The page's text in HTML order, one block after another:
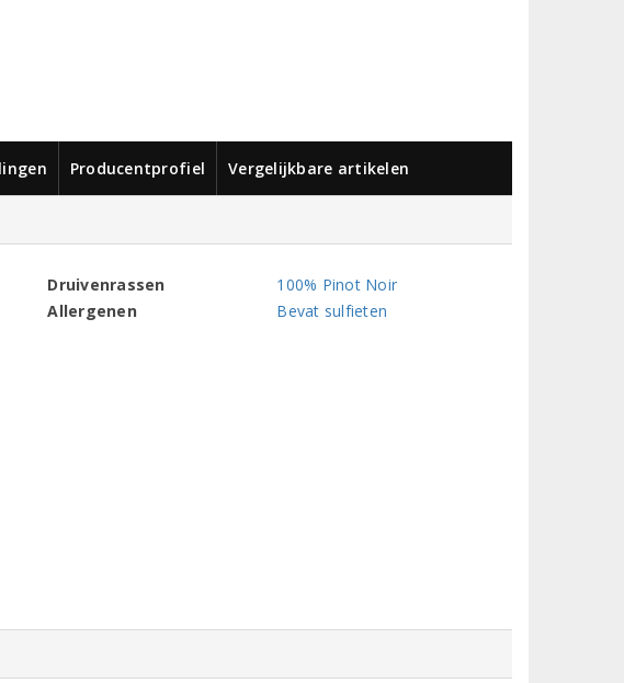
Producentprofiel Vergelijkbare artikelen
Druivenrassen
100% Pinot Noir
Allergenen
Bevat sulfieten